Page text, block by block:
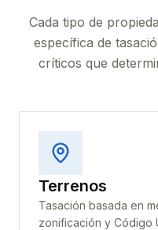
Cada tipo de
específica de
críticos que
Terrenos
Tasación basada en
zonificación y Código